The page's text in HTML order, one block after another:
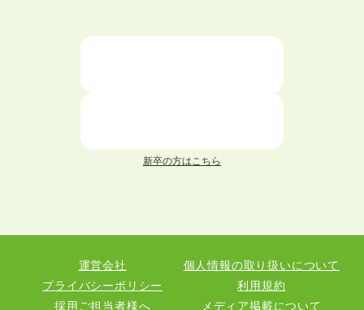
仕事が続かない人の特徴と対処法を解説！
面接 記事一覧
職務経歴書 記事一覧
退職 記事一覧
新卒の方はこちら
運営会社
個人情報の取り扱いについて
プライバシーポリシー
利用規約
採用ご担当者様へ
メディア掲載について